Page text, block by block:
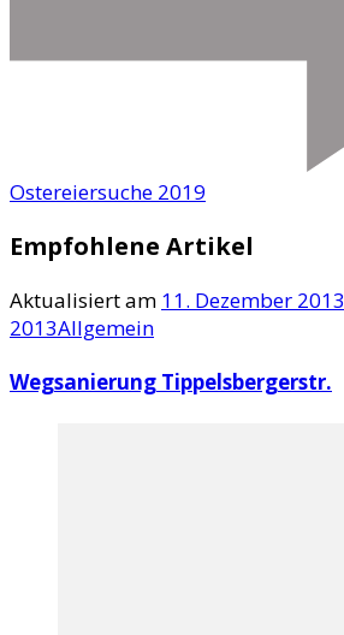
Ostereiersuche 2019
Empfohlene Artikel
Aktualisiert am 11. Dezember 2013
2013Allgemein
Wegsanierung Tippelsbergerstr.